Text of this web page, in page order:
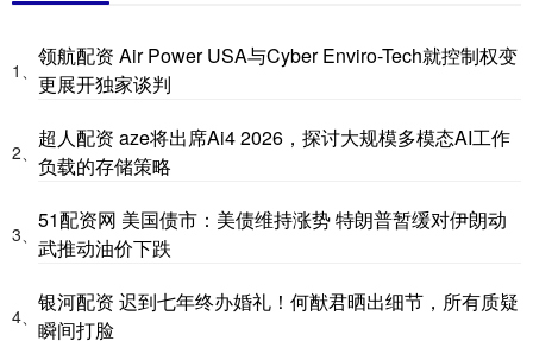
1、
领航配资 Air Power USA与Cyber Enviro-Tech就控制权变
更展开独家谈判
2、
超人配资 aze将出席Ai4 2026，探讨大规模多模态AI工作
负载的存储策略
3、
51配资网 美国债市：美债维持涨势 特朗普暂缓对伊朗动
武推动油价下跌
4、
银河配资 迟到七年终办婚礼！何猷君晒出细节，所有质疑
瞬间打脸